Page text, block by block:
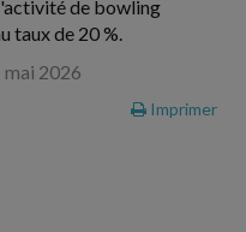
de bowling
taux de 20 %.
mai 2026
Imprimer